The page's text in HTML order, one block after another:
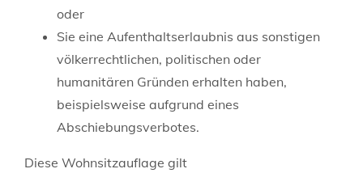
oder
Sie eine Aufenthaltserlaubnis aus sonstigen
völkerrechtlichen, politischen oder
humanitären Gründen erhalten haben,
beispielsweise aufgrund eines
Abschiebungsverbotes.
Diese Wohnsitzauflage gilt